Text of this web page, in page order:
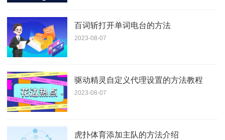
百词斩打开单词电台的方法
2023-08-07
驱动精灵自定义代理设置的方法教程
2023-08-07
虎扑体育添加主队的方法介绍